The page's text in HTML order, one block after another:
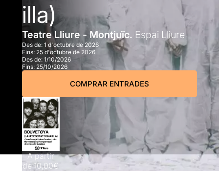
illa)
Teatre Lliure - Montjuïc. Espai Lliure
Des de: 1 d'octubre de 2026
Fins: 25 d'octubre de 2026
Des de: 1/10/2026
Fins: 25/10/2026
COMPRAR ENTRADES
A partir
de10,00€